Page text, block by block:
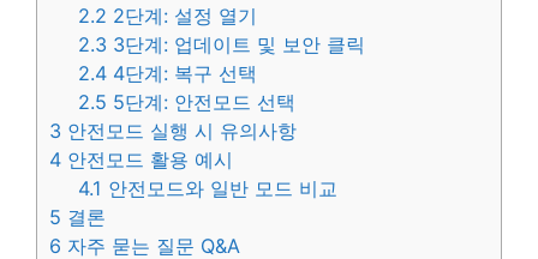
2.2 2단계: 설정 열기
2.3 3단계: 업데이트 및 보안 클릭
2.4 4단계: 복구 선택
2.5 5단계: 안전모드 선택
3 안전모드 실행 시 유의사항
4 안전모드 활용 예시
4.1 안전모드와 일반 모드 비교
5 결론
6 자주 묻는 질문 Q&A